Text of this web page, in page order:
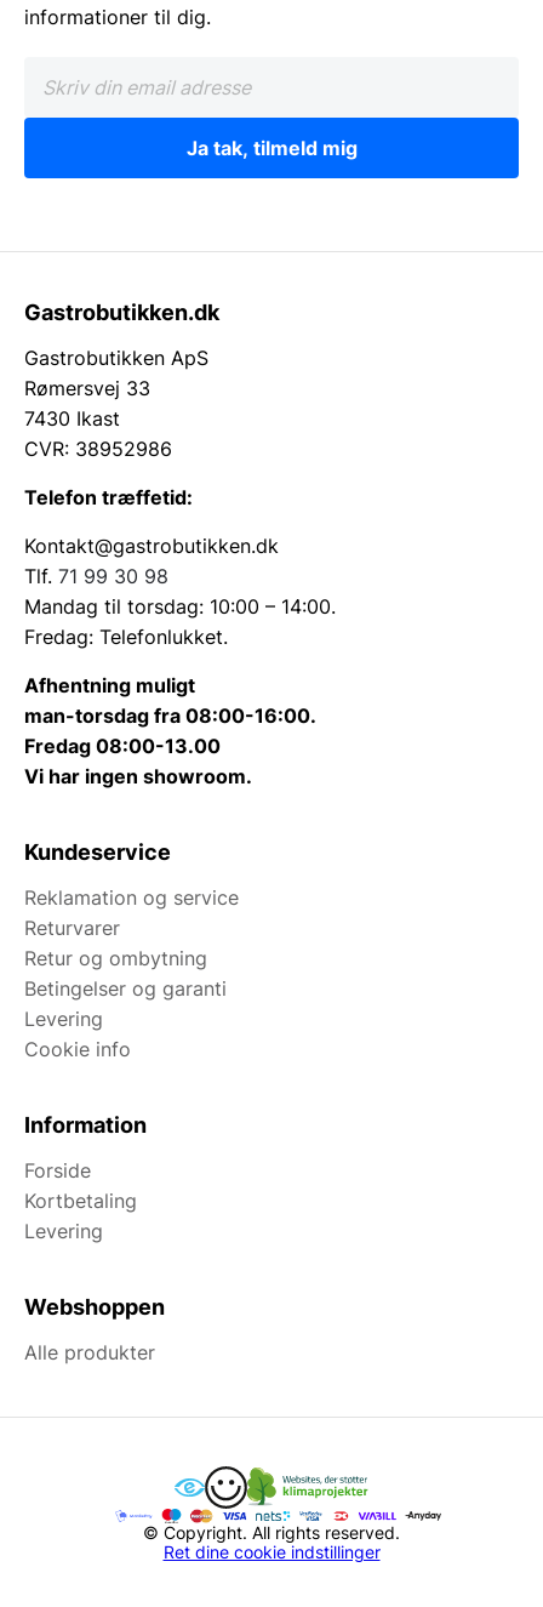
informationer til dig.
Ja tak, tilmeld mig
Gastrobutikken.dk
Gastrobutikken ApS
Rømersvej 33
7430 Ikast
CVR: 38952986
Telefon træffetid:
Kontakt@gastrobutikken.dk
Tlf. 71 99 30 98
Mandag til torsdag: 10:00 – 14:00.
Fredag: Telefonlukket.
Afhentning muligt
man-torsdag fra 08:00-16:00.
Fredag 08:00-13.00
Vi har ingen showroom.
Kundeservice
Reklamation og service
Returvarer
Retur og ombytning
Betingelser og garanti
Levering
Cookie info
Information
Forside
Kortbetaling
Levering
Webshoppen
Alle produkter
© Copyright. All rights reserved.
Ret dine cookie indstillinger